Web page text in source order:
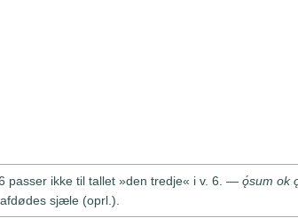
passer ikke til tallet »den tredje« i v. 6. — ǫ́sum ok
sjæle (oprl.).